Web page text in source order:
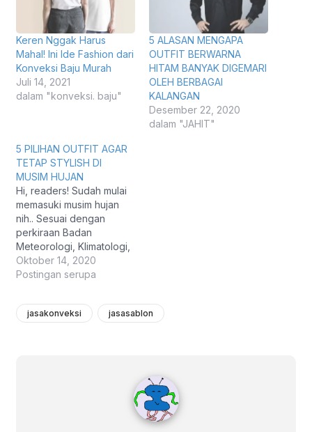
Keren Nggak Harus
Mahal! Ini Ide Fashion dari
Konveksi Baju Murah
Juli 14, 2021
dalam "konveksi. baju"
5 ALASAN MENGAPA
OUTFIT BERWARNA
HITAM BANYAK DIGEMARI
OLEH BERBAGAI
KALANGAN
Desember 22, 2020
dalam "JAHIT"
5 PILIHAN OUTFIT AGAR
TETAP STYLISH DI
MUSIM HUJAN
Hi, readers! Sudah mulai
memasuki musim hujan
nih.. Sesuai dengan
perkiraan Badan
Meteorologi, Klimatologi,
dan Geofisikasi (BMKG)
bahwa Indonesia mulai
bulan Oktober 2020. Hal
tersebut bisa kita
Oktober 14, 2020
Postingan serupa
jasakonveksi jasasablon